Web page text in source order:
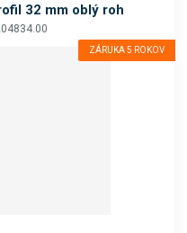
32 mm oblý roh
ZÁRUKA 5 ROKOV